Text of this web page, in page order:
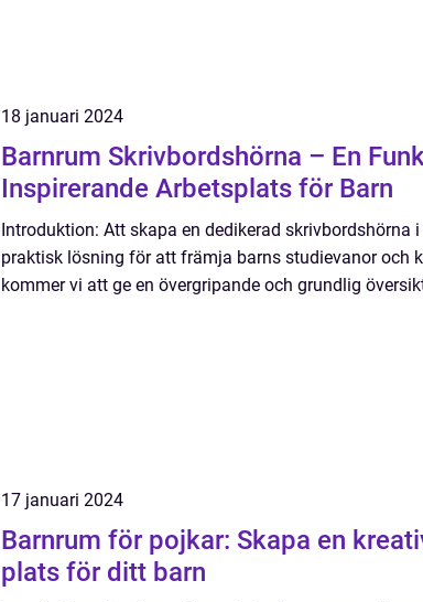
18 januari 2024
Barnrum Skrivbordshörna – En
Inspirerande Arbetsplats för Barn
Introduktion: Att skapa en dedikerad skrivbordshörna
praktisk lösning för att främja barns studievanor och
kommer vi att ge en övergripande och grundlig
17 januari 2024
Barnrum för pojkar: Skapa en
plats för ditt barn